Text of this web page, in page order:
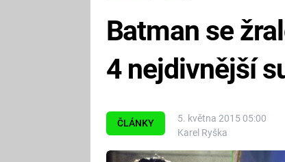
ČLÁNKY
5. května 2015 05:00
Karel Ryška
Batman se
4 nejdivnější